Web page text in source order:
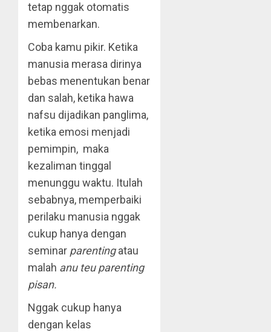
tetap nggak otomatis
membenarkan.
Coba kamu pikir. Ketika
manusia merasa dirinya
bebas menentukan benar
dan salah, ketika hawa
nafsu dijadikan panglima,
ketika emosi menjadi
pemimpin, maka
kezaliman tinggal
menunggu waktu. Itulah
sebabnya, memperbaiki
perilaku manusia nggak
cukup hanya dengan
seminar parentingatau
malah anu teu parenting
pisan.
Nggak cukup hanya
dengan kelas